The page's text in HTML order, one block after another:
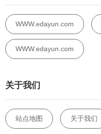
WWW.edayun.com
WWW.edayun.com
关于我们
站点地图 关于我们